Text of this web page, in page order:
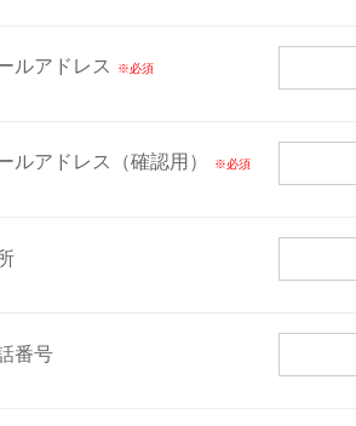
ルアドレス
ルアドレス（確認用）
番号